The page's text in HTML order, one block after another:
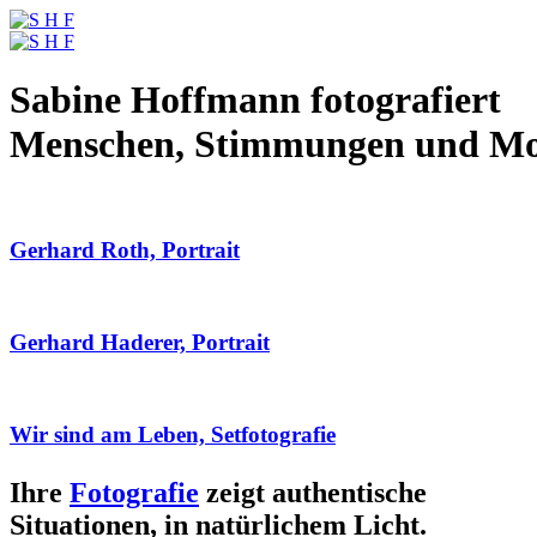
Sabine Hoffmann fotografiert
Menschen, Stimmungen und
Gerhard Roth, Portrait
Gerhard Haderer, Portrait
Wir sind am Leben, Setfotografie
Ihre Fotografie zeigt authentische
Situationen, in natürlichem Licht.